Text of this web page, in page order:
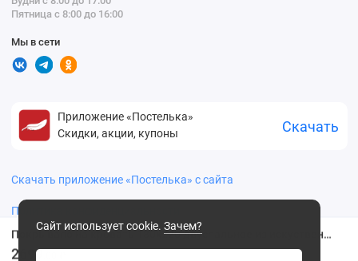
Покрывало на кровать 180х220 двуспальное из искуственного меха 80 г/м2 зеленое Орнамент Marianna
2699
Сайт использует cookie. Зачем?
Пятница с 8:00 до 16:00
Мы в сети
Приложение «Постелька»
Скидки, акции, купоны
Скачать
Скачать приложение «Постелька» с сайта
Политика конфиденциальности